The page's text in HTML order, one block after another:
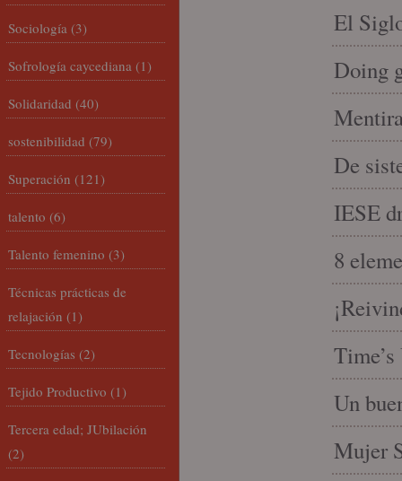
El
Doing
De
IESE
8
Un
Mujer
Sociología (3)
Sofrología caycediana (1)
Solidaridad (40)
sostenibilidad (79)
Superación (121)
talento (6)
Talento femenino (3)
Técnicas prácticas de
relajación (1)
Tecnologías (2)
Tejido Productivo (1)
Tercera edad; JUbilación
(2)